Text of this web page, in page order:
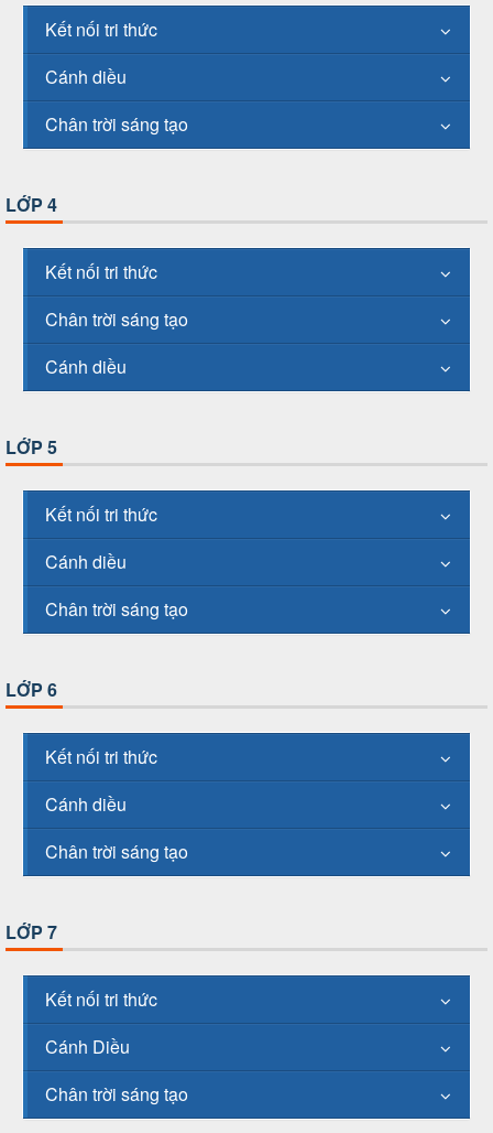
Kết nối tri thức
Cánh diều
Chân trời sáng tạo
LỚP 4
Kết nối tri thức
Chân trời sáng tạo
Cánh diều
LỚP 5
Kết nối tri thức
Cánh diều
Chân trời sáng tạo
LỚP 6
Kết nối tri thức
Cánh diều
Chân trời sáng tạo
LỚP 7
Kết nối tri thức
Cánh Diều
Chân trời sáng tạo